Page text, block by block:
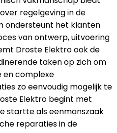
regelgeving in de
ondersteunt het klanten
van ontwerp, uitvoering
Droste Elektro ook de
taken op zich om
en complexe
zo eenvoudig mogelijk te
Elektro begint met
startte als eenmanszaak
reparaties in de